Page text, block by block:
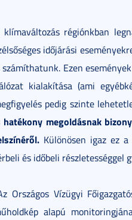
klímaváltozás régiónkban
időjárási
számíthatunk. Ezen
kialakítása (ami
pedig szinte
hatékony megoldásnak
Különösen igaz ez
és időbeli részletességgel
Országos Vízügyi
alapú